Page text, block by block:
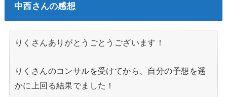
中西さんの感想
りくさんありがとうごとうございます！
りくさんのコンサルを受けてから、自分の予想を遥
かに上回る結果でました！